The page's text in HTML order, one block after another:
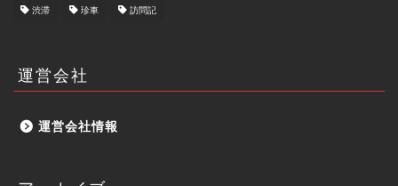
渋滞 珍車 訪問記
運営会社
運営会社情報